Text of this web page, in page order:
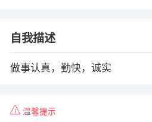
自我描述
做事认真，勤快，诚实
温馨提示